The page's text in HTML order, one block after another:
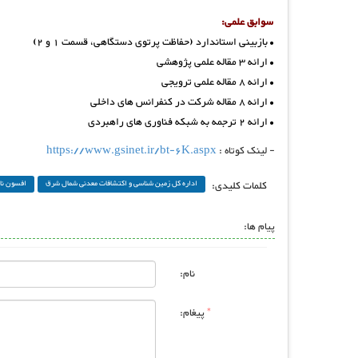
سوابق علمی:
• بازبینی استاندارد (حفاظت پرتوی دستگاهی، قسمت 1 و 2)
• ارائه 3 مقاله علمی پژوهشی
• ارائه 8 مقاله علمی ترویجی
• ارائه 8 مقاله شرکت در کنفرانس های داخلی
• ارائه 2 ترجمه به شبکه فناوری های راهبردی
- لینک کوتاه : https://www.gsinet.ir/bt-6K.aspx
کلمات کلیدی:
اداره کل زمین شناسی و اکتشافات معدنی شمال شرق افسون
پیام ها:
نام:
*پیغام: